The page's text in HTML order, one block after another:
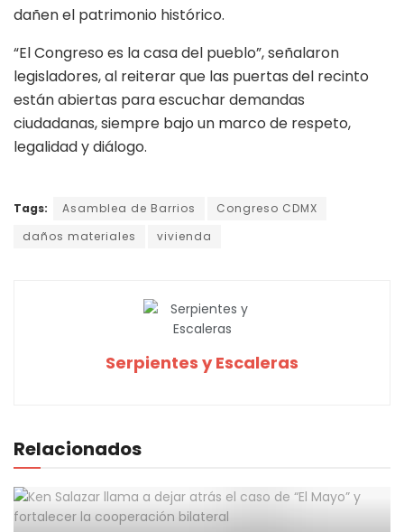
dañen el patrimonio histórico.
“El Congreso es la casa del pueblo”, señalaron
legisladores, al reiterar que las puertas del recinto
están abiertas para escuchar demandas
ciudadanas, siempre bajo un marco de respeto,
legalidad y diálogo.
Tags: Asamblea de Barrios
Congreso CDMX
daños materiales
vivienda
Serpientes y Escaleras
Relacionados